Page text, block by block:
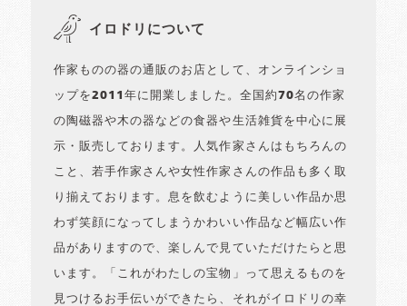
イロドリについて
作家ものの器の通販のお店として、オンラインショ
ップを2011年に開業しました。全国約70名の作家
の陶磁器や木の器などの食器や生活雑貨を中心に展
示・販売しております。人気作家さんはもちろんの
こと、若手作家さんや女性作家さんの作品も多く取
り揃えております。息を飲むように美しい作品か思
わず笑顔になってしまうかわいい作品など幅広い作
品がありますので、楽しんで見ていただけたらと思
います。「これがわたしの宝物」って思えるものを
見つけるお手伝いができたら、それがイロドリの幸